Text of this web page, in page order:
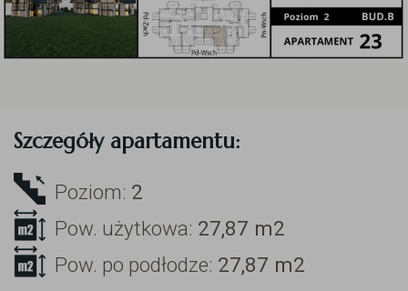
Szczegóły apartamentu:
Poziom: 2
Pow. użytkowa: 27,87 m2
Pow. po podłodze: 27,87 m2